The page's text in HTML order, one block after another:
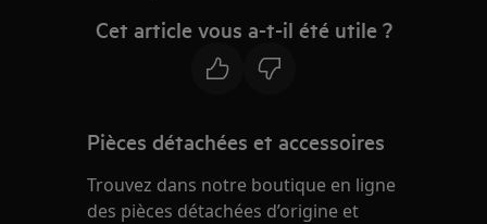
Cet article vous a-t-il été utile ?
Pièces détachées et accessoires
Trouvez dans notre boutique en ligne
des pièces détachées d’origine et